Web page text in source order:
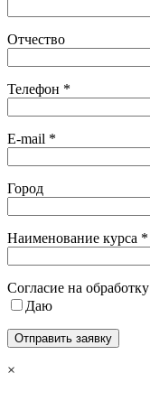
Отчество
Телефон *
E-mail *
Город
Наименование курса *
Cогласие на обработку
Даю
×